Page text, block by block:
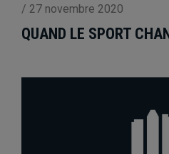
/ 27 novembre 2020
QUAND LE SPORT